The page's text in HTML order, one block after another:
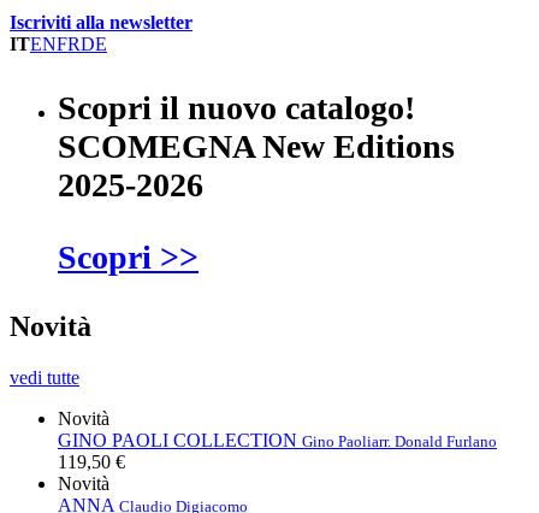
Iscriviti alla newsletter
ITENFRDE
Scopri il nuovo catalogo!
SCOMEGNA New Editions
2025-2026
Scopri >>
Novità
vedi tutte
Novità
GINO PAOLI COLLECTION Gino Paoliarr. Donald Furlano
119,50 €
Novità
ANNA Claudio Digiacomo